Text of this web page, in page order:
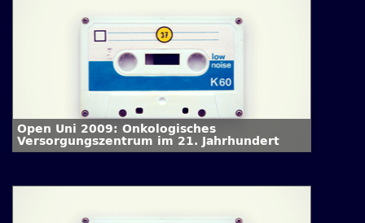
Open Uni 2009: Onkologisches
Versorgungszentrum im 21. Jahrhundert